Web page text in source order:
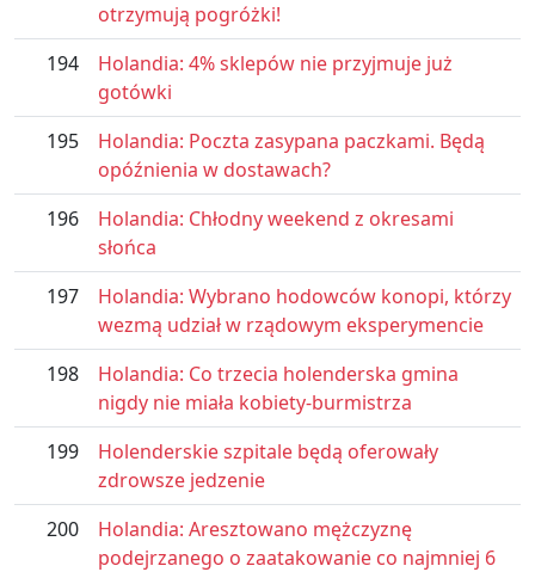
otrzymują pogróżki!
194
Holandia: 4% sklepów nie przyjmuje już
gotówki
195
Holandia: Poczta zasypana paczkami. Będą
opóźnienia w dostawach?
196
Holandia: Chłodny weekend z okresami
słońca
197
Holandia: Wybrano hodowców konopi, którzy
wezmą udział w rządowym eksperymencie
198
Holandia: Co trzecia holenderska gmina
nigdy nie miała kobiety-burmistrza
199
Holenderskie szpitale będą oferowały
zdrowsze jedzenie
200
Holandia: Aresztowano mężczyznę
podejrzanego o zaatakowanie co najmniej 6